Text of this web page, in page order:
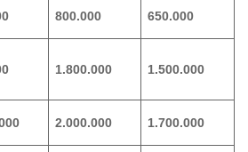
800.000 650.000
1.800.000 1.500.000
2.000.000 1.700.000